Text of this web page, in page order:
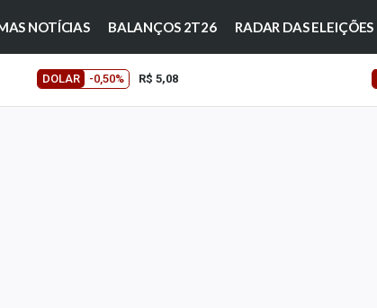
NOTÍCIAS BALANÇOS 2T26 RADAR DAS ELEIÇÕES
DOLAR -0,50% R$ 5,08